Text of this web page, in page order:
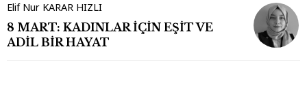
Elif Nur KARAR HIZLI
8 MART: KADINLAR İÇİN EŞİT VE
ADİL BİR HAYAT